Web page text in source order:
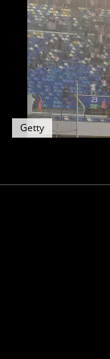
Getty